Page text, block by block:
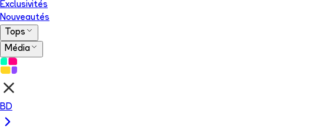
Exclusivités
Nouveautés
Tops
Média
BD